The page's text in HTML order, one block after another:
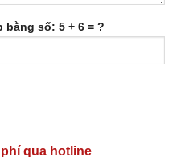
bằng số: 5 + 6 = ?
qua hotline